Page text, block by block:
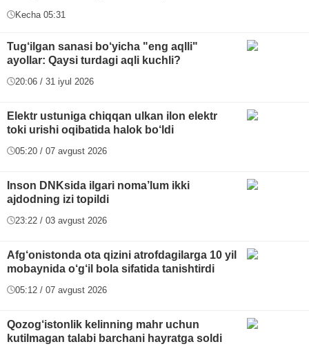
Kecha 05:31
Tug‘ilgan sanasi bo‘yicha "eng aqlli"
ayollar: Qaysi turdagi aqli kuchli?
20:06 / 31 iyul 2026
Elektr ustuniga chiqqan ulkan ilon elektr
toki urishi oqibatida halok bo‘ldi
05:20 / 07 avgust 2026
Inson DNKsida ilgari noma’lum ikki
ajdodning izi topildi
23:22 / 03 avgust 2026
Afg‘onistonda ota qizini atrofdagilarga 10 yil
mobaynida o‘g‘il bola sifatida tanishtirdi
05:12 / 07 avgust 2026
Qozog‘istonlik kelinning mahr uchun
kutilmagan talabi barchani hayratga soldi